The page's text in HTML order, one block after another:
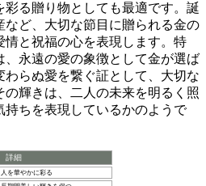
る贈り物としても最適です。 誕
ど、大切な節目に贈られる金の
と祝福の心を表現します。特
、永遠の愛の象徴として金が選ば
らぬ愛を繋ぐ証として、大切な
輝きは、二人の未来を明るく照
持ちを表現しているかのようで
詳細
を華やかに彩る